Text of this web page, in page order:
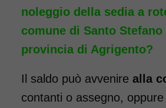
stretti. La larghezza
carrozzina è, infatti,
cm. La sedia a rotelle
elevabili, per chi ha la
necessità, a seguito
noleggio della sedia a
comune di Santo
provincia di Agrigento?
Il saldo può avvenire alla
contanti o assegno, oppure